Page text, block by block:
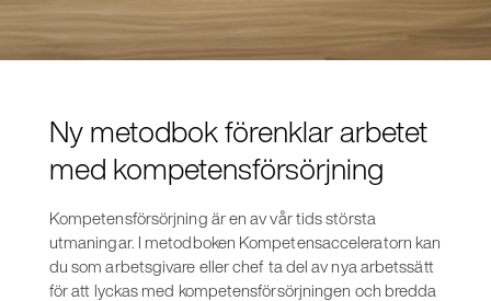
Ny metodbok förenklar arbetet
med kompetensförsörjning
Kompetensförsörjning är en av vår tids största
utmaningar. I metodboken Kompetensacceleratorn kan
du som arbetsgivare eller chef ta del av nya arbetssätt
för att lyckas med kompetensförsörjningen och bredda